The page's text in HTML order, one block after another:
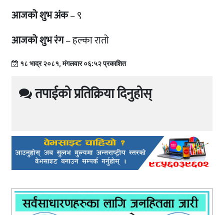
आजको शुभ अंक– ९
आजको शुभ रंग– हल्का रातो
१८ भाद्र २०८१, मंगलवार ०६:५२ प्रकाशित
तपाईको प्रतिक्रिया दिनुहोस्